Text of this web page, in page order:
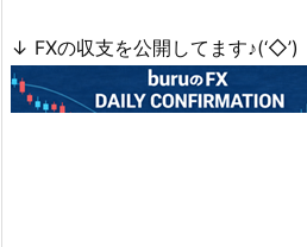
↓ FXの収支を公開してます♪(‘◇’)ゞ